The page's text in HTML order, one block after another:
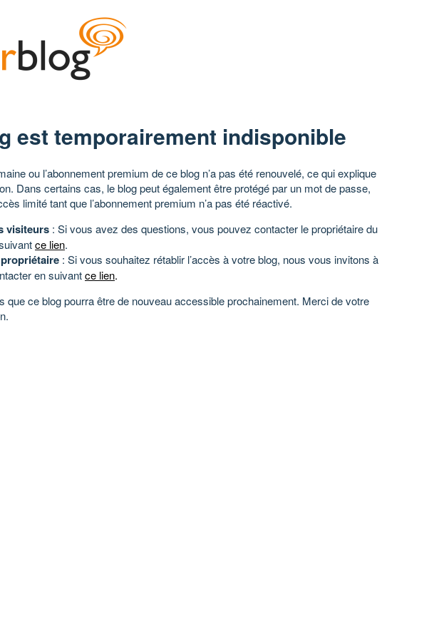
est temporairement indisponible
ou l’abonnement premium de ce blog n’a pas été renouvelé, ce qui explique
Dans certains cas, le blog peut également être protégé par un mot de passe,
limité tant que l’abonnement premium n’a pas été réactivé.
visiteurs : Si vous avez des questions, vous pouvez contacter le propriétaire du
ce lien.
: Si vous souhaitez rétablir l’accès à votre blog, nous vous invitons à
en suivantce lien.
que ce blog pourra être de nouveau accessible prochainement. Merci de votre